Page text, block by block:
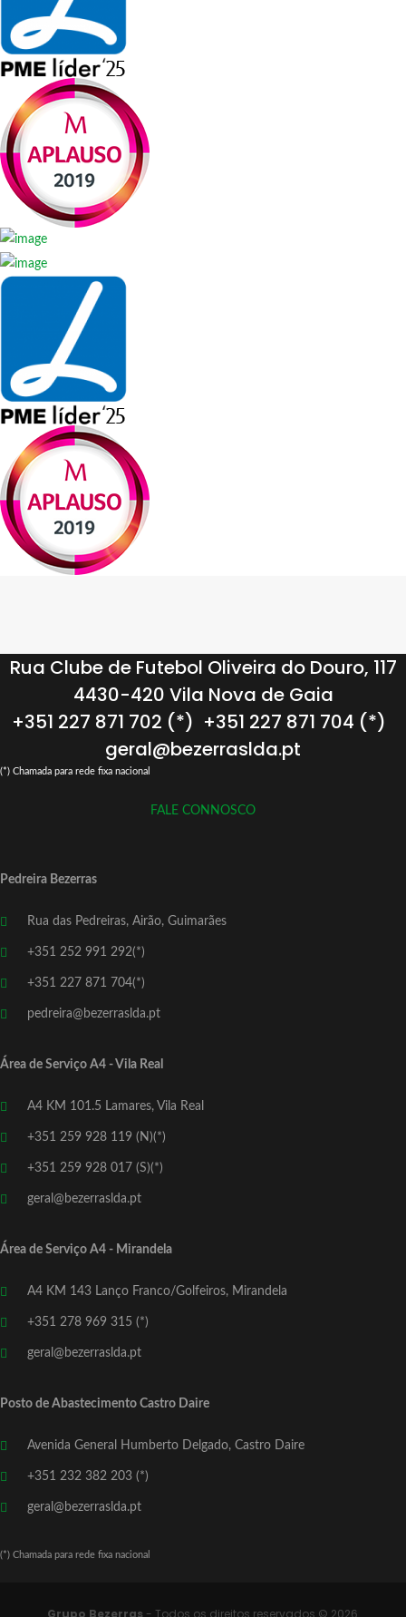
Rua Clube de Futebol Oliveira do Douro, 117
4430-420 Vila Nova de Gaia
+351 227 871 702 (*) +351 227 871 704 (*)
geral@bezerraslda.pt
(*) Chamada para rede fixa nacional
FALE CONNOSCO
Pedreira Bezerras
Rua das Pedreiras, Airão, Guimarães
+351 252 991 292(*)
+351 227 871 704(*)
pedreira@bezerraslda.pt
Área de Serviço A4 - Vila Real
A4 KM 101.5 Lamares, Vila Real
+351 259 928 119 (N)(*)
+351 259 928 017 (S)(*)
geral@bezerraslda.pt
Área de Serviço A4 - Mirandela
A4 KM 143 Lanço Franco/Golfeiros, Mirandela
+351 278 969 315 (*)
geral@bezerraslda.pt
Posto de Abastecimento Castro Daire
Avenida General Humberto Delgado, Castro Daire
+351 232 382 203 (*)
geral@bezerraslda.pt
(*) Chamada para rede fixa nacional
Grupo Bezerras - Todos os direitos reservados © 2026